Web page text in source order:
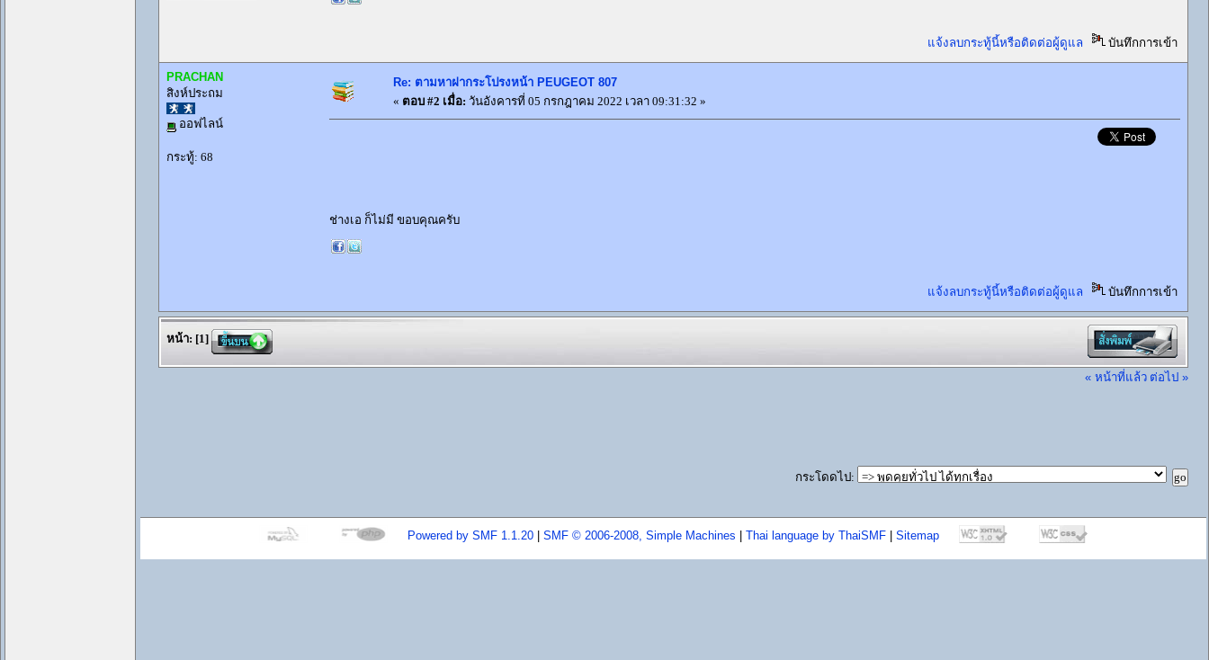
แจ้งลบกระทู้นี้หรือติดต่อผู้ดูแล บันทึกการเข้า
PRACHAN
สิงห์ประถม
ออฟไลน์
กระทู้: 68
Re: ตามหาฝากระโปรงหน้า PEUGEOT 807
« ตอบ #2 เมื่อ: วันอังคารที่ 05 กรกฎาคม 2022 เวลา 09:31:32 »
ช่างเอ ก็ไม่มี ขอบคุณครับ
แจ้งลบกระทู้นี้หรือติดต่อผู้ดูแล บันทึกการเข้า
หน้า: [1]
« หน้าที่แล้ว ต่อไป »
กระโดดไป:
Powered by SMF 1.1.20 SMF © 2006-2008, Simple Machines Thai language by ThaiSMF Sitemap